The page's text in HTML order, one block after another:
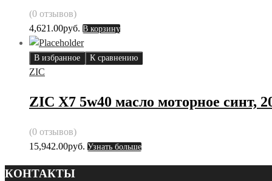
(0 отзывов)
4,621.00руб. В корзину
В избранное К сравнению
ZIC
ZIC X7 5w40 масло моторное синт,
(0 отзывов)
15,942.00руб. Узнать больше
КОНТАКТЫ